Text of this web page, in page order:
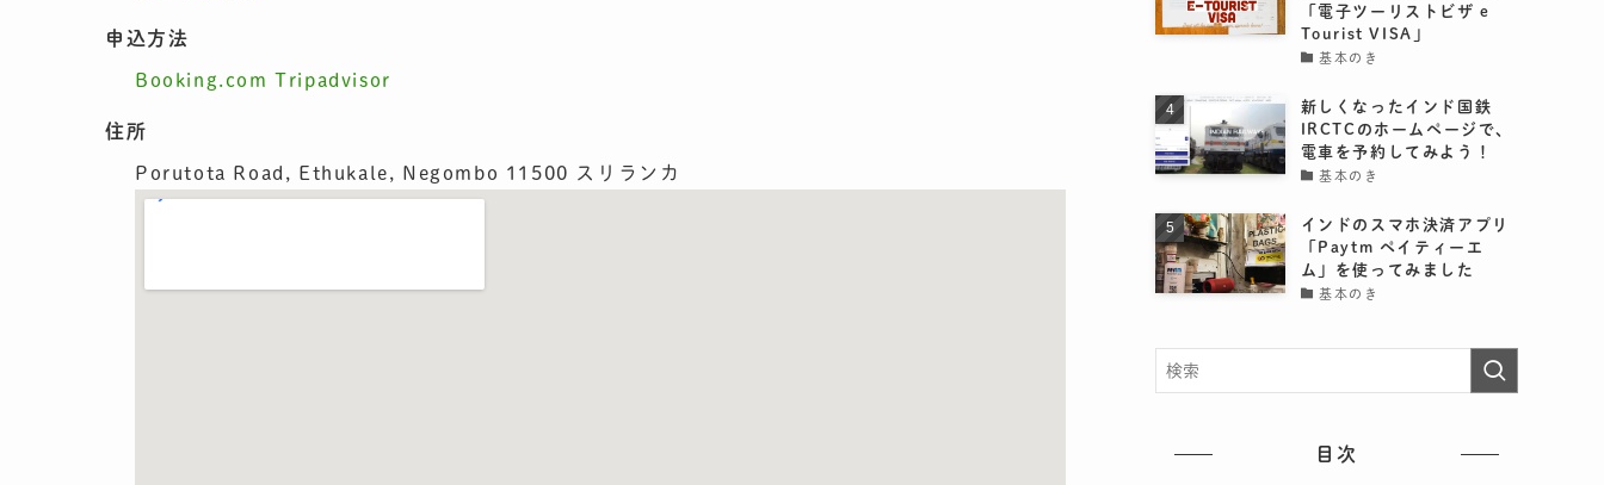
申込方法
Booking.com Tripadvisor
住所
Porutota Road, Ethukale, Negombo 11500 スリランカ
「電子ツーリストビザ e
Tourist VISA」
基本のき
新しくなったインド国鉄
IRCTCのホームページで、
電車を予約してみよう！
基本のき
インドのスマホ決済アプリ
「Paytm ペイティーエ
ム」を使ってみました
基本のき
目次